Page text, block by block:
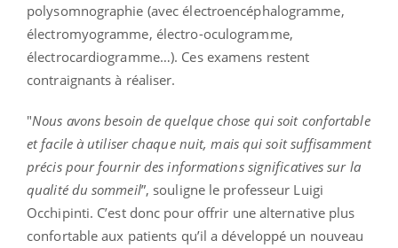
polysomnographie (avec électroencéphalogramme,
électromyogramme, électro-oculogramme,
électrocardiogramme…). Ces examens restent
contraignants à réaliser.
"Nous avons besoin de quelque chose qui soit confortable
et facile à utiliser chaque nuit, mais qui soit suffisamment
précis pour fournir des informations significatives sur la
qualité du sommeil”, souligne le professeur Luigi
Occhipinti. C’est donc pour offrir une alternative plus
confortable aux patients qu’il a développé un nouveau